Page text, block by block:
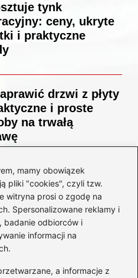
mamy obowiązek
pliki "cookies", czyli tzw.
witryna prosi o zgodę na
Spersonalizowane reklamy i
badanie odbiorców i
informacji na
a informacje z
tynk
ceny, ukryte
i praktyczne
drzwi z płyty
i proste
na trwałą
projekt
u architekta —
które naprawdę
listwę